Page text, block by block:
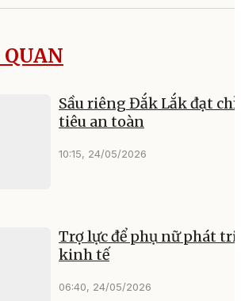
Sầu riêng Đắk Lắk đạt chỉ
tiêu an toàn
10:15, 24/05/2026
Trợ lực để phụ nữ phát
kinh tế
06:40, 24/05/2026